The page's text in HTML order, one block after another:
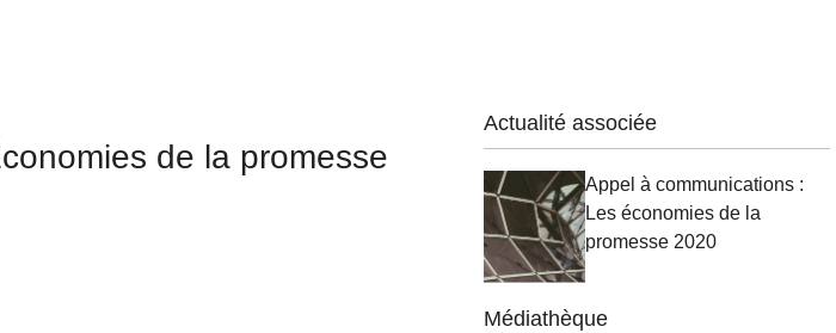
de la promesse
Actualité associée
Appel à communications :
Les économies de la
promesse 2020
Médiathèque